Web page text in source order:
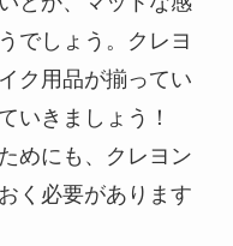
でしょう。クレヨ
ク用品が揃ってい
いきましょう！
めにも、クレヨン
く必要があります